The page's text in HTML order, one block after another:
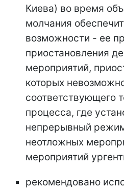
Киева) во время
молчания
возможности - ее
приостановления
мероприятий,
которых
соответствующего
процесса, где
непрерывный
неотложных
мероприятий
рекомендовано